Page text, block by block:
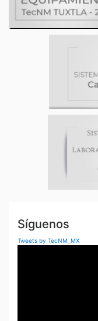
n
Síguenos
Tweets by TecNM_MX